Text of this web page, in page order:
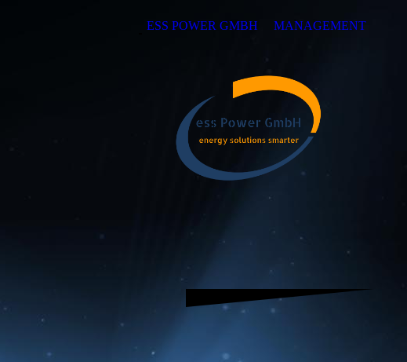
ESS POWER GMBH MANAGEMENT